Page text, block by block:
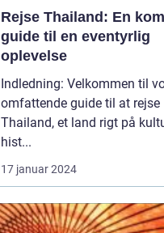
Rejse Thailand: En
guide til en eventyrlig
oplevelse
Indledning: Velkommen til
omfattende guide til at rejse
Thailand, et land rigt på
hist...
17 januar 2024